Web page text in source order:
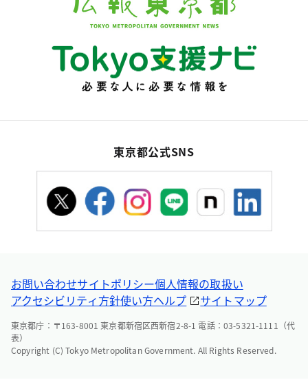
東京都公式SNS
お問い合わせサイトポリシー個人情報の取扱い
アクセシビリティ方針使い方ヘルプ サイトマップ
東京都庁：〒163-8001 東京都新宿区西新宿2-8-1 電話：03-5321-1111（代
表）
Copyright (C) Tokyo Metropolitan Government. All Rights Reserved.